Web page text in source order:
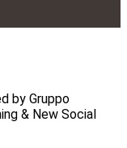
by Gruppo
& New Social